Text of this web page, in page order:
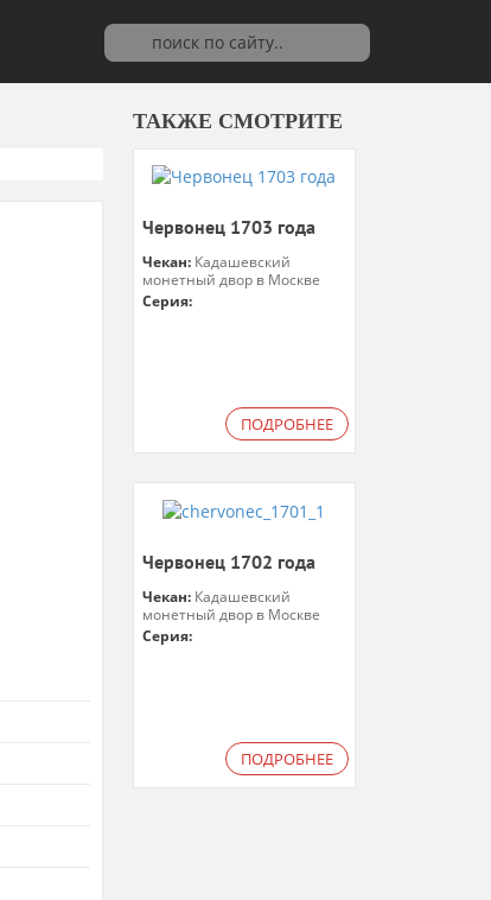
ТАКЖЕ СМОТРИТЕ
Червонец 1703 года
Чекан: Кадашевский
монетный двор в Москве
Серия:
ПОДРОБНЕЕ
Червонец 1702 года
Чекан: Кадашевский
монетный двор в Москве
Серия:
ПОДРОБНЕЕ